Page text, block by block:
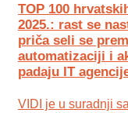
TOP 100
2025.: rast se
priča seli se
automatizaciji i
padaju IT
VIDI je u suradnji